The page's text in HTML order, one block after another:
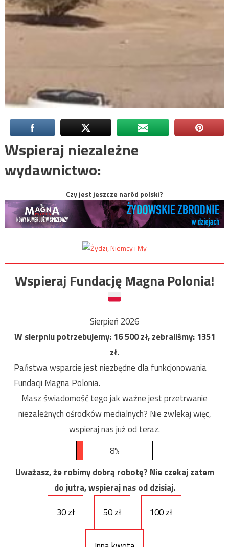
Wspieraj niezależne
wydawnictwo:
Czy jest jeszcze naród polski?
Wspieraj Fundację Magna Polonia!
Sierpień 2026
W sierpniu potrzebujemy:16 500zł, zebraliśmy:1351
zł.
Państwa wsparcie jest niezbędne dla funkcjonowania
Fundacji Magna Polonia.
Masz świadomość tego jak ważne jest przetrwanie
niezależnych ośrodków medialnych? Nie zwlekaj więc,
wspieraj nas już od teraz.
8%
Uważasz, że robimy dobrą robotę? Nie czekaj zatem
do jutra, wspieraj nas od dzisiaj.
30 zł
50 zł 100 zł